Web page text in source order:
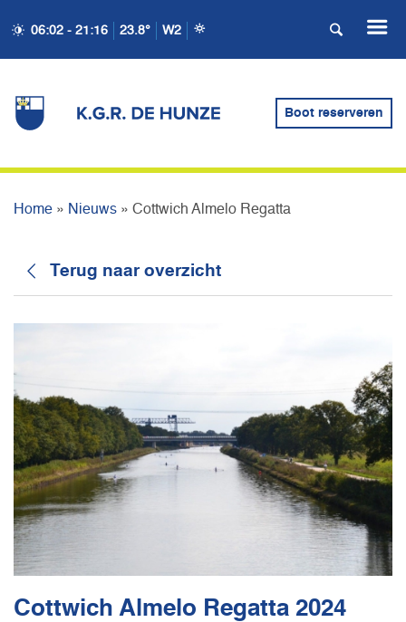
06:02 - 21:16 23.8° W2
Boot reserveren
COTTWICH ALMELO
Home » Nieuws » Cottwich Almelo Regatta
Terug naar overzicht
Cottwich Almelo Regatta 2024